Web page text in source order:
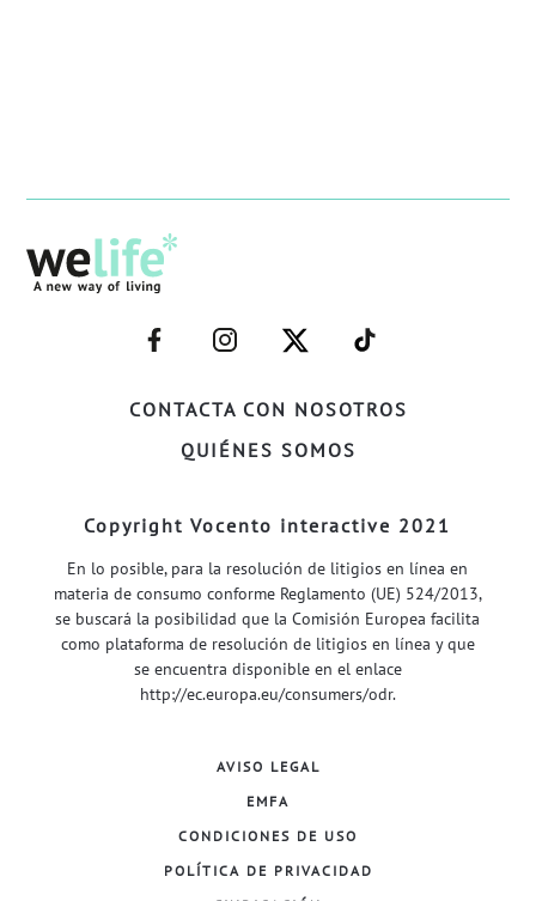
CONTACTA CON NOSOTROS
QUIÉNES SOMOS
–
FACEBOOK–
–
INSTAGRAM–
–
TWITTER–
–
WELIFE–
Copyright Vocento interactive 2021
En lo posible, para la resolución de litigios en línea en
materia de consumo conforme Reglamento (UE) 524/2013,
se buscará la posibilidad que la Comisión Europea facilita
como plataforma de resolución de litigios en línea y que
se encuentra disponible en el enlace
http://ec.europa.eu/consumers/odr.
AVISO LEGAL
EMFA
CONDICIONES DE USO
POLÍTICA DE PRIVACIDAD